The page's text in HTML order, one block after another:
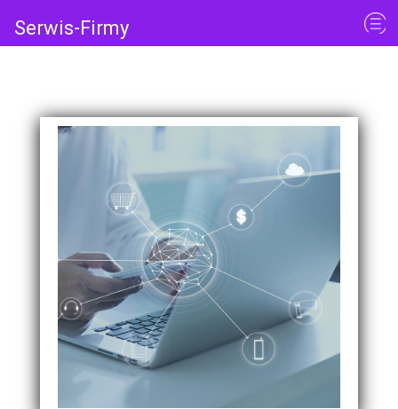
Serwis-Firmy